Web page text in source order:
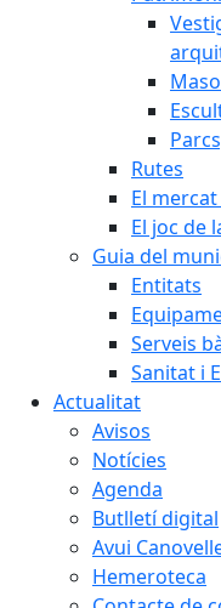
Rutes
El
El joc de
Guia del
Entitats
Serveis
Sanitat i
Actualitat
Avisos
Notícies
Agenda
Butlletí digital
Avui
Hemeroteca